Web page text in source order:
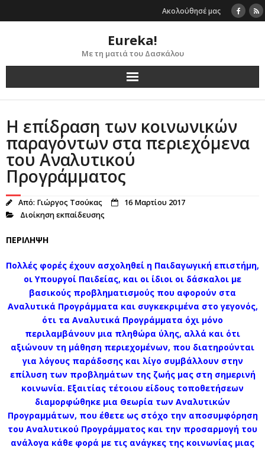
to
Ακολούθησέ μας
Eureka!
Με τη ματιά του Δασκάλου
Η επίδραση των κοινωνικών
παραγόντων στα περιεχόμενα
του Αναλυτικού
Προγράμματος
Από: Γιώργος Τσούκας
16 Μαρτίου 2017
Διοίκηση εκπαίδευσης
ΠΕΡΙΛΗΨΗ
Πολλές φορές έχουν ασχοληθεί η Παιδαγωγική επιστήμη,
οι Υπουργοί Παιδείας, και οι ίδιοι οι δάσκαλοι με
βασικούς προβληματισμούς που αφορούν στα
Αναλυτικά Προγράμματα και συγκεκριμένα στο γεγονός,
ότι τα Αναλυτικά Προγράμματα όχι μόνο
περιλαμβάνουν μια πληθώρα ύλης, αλλά και ότι
αξιώνουν τη μάθηση περιεχομένων, που διατηρούνται
για λόγους παράδοσης και λίγο συμβάλλουν στην
επίλυση των προβλημάτων της ζωής μας στη σημερινή
κοινωνία. Εξαιτίας τέτοιου είδους τοποθετήσεων
διαμορφώθηκε μια Θεωρία των Αναλυτικών
Προγραμμάτων, που έθετε ως στόχο την αποσυμφόρηση
του Αναλυτικού Προγράμματος και την προσαρμογή του
ανάλογα κάθε φορά με τις ανάγκες της κοινωνίας μιας